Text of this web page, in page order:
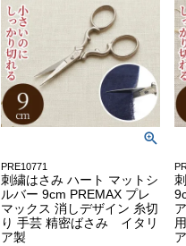
PRE10771
刺繍はさみ ハート マットシ
ルバー 9cm PREMAX プレ
マックス 消しデザイン 糸切
り 手芸 精密ばさみ イタリ
ア製